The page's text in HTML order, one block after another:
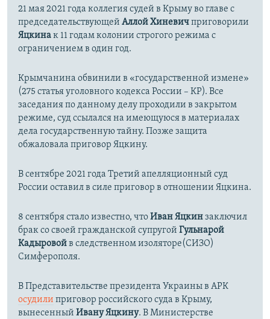
21 мая 2021 года коллегия судей в Крыму во главе с
председательствующей Аллой Хиневичприговорили
Яцкинак 11 годам колонии строгого режима с
ограничением в один год.
Крымчанина обвинили в «государственной измене»
(275 статья уголовного кодекса России – КР). Все
заседания по данному делу проходили в закрытом
режиме, суд ссылался на имеющуюся в материалах
дела государственную тайну. Позже защита
обжаловала приговор Яцкину.
В сентябре 2021 года Третий апелляционный суд
России оставил в силе приговор в отношении Яцкина.
8 сентября стало известно, чтоИван Яцкинзаключил
брак со своей гражданской супругой Гульнарой
Кадыровойв следственном изоляторе(СИЗО)
Симферополя.
В Представительстве президента Украины в АРК
осудили приговор российского суда в Крыму,
вынесенный Ивану Яцкину. В Министерстве